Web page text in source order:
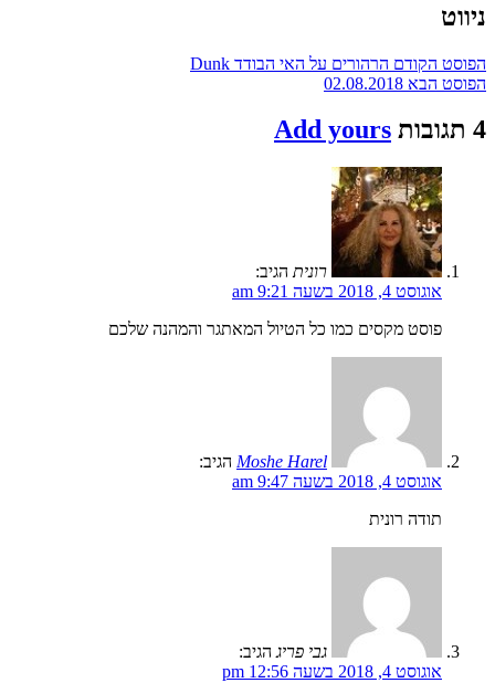
ניווט
הפוסט הקודם הרהורים על האי הבודד Dunk
הפוסט הבא 02.08.2018
4 תגובות Add yours
רונית הגיב:
אוגוסט 4, 2018 בשעה 9:21 am
פוסט מקסים כמו כל הטיול המאתגר והמהנה שלכם
Moshe Harel הגיב:
אוגוסט 4, 2018 בשעה 9:47 am
תודה רונית
גבי פריג הגיב:
אוגוסט 4, 2018 בשעה 12:56 pm